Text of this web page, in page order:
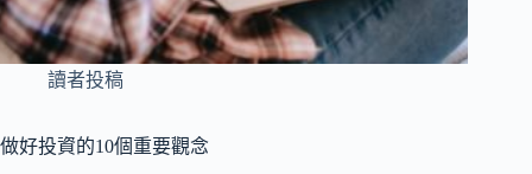
讀者投稿
做好投資的10個重要觀念